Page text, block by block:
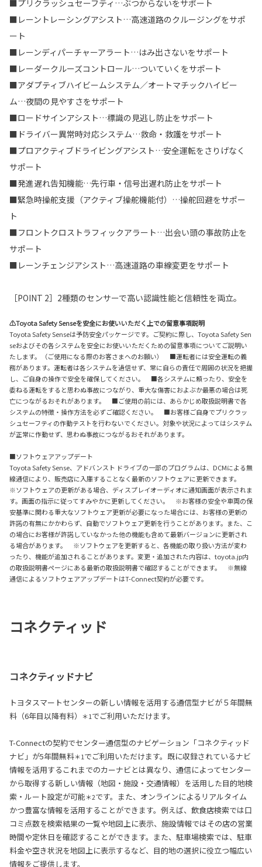
■プリクラッシュセーフティ…ぶつからないをサポート
■レーントレーシングアシスト…高速道路のクルージングをサポ
ート
■レーンディパーチャーアラート…はみ出さないをサポート
■レーダークルーズコントロール…ついていくをサポート
■アダプティブハイビームシステム／オートマチックハイビー
ム…夜間の見やすさをサポート
■ロードサインアシスト…標識の見逃し防止をサポート
■ドライバー異常時対応システム…救命・救護をサポート
■プロアクティブドライビングアシスト…安全運転をさりげなく
サポート
■発進遅れ告知機能…先行車・信号出遅れ防止をサポート
■緊急時操舵支援（アクティブ操舵機能付）…操舵回避をサポー
ト
■フロントクロストラフィックアラート…出会い頭の事故防止を
サポート
■レーンチェンジアシスト…高速道路の車線変更をサポート
［POINT 2］2種類のセンサーで高い認識性能と信頼性を両立。
⚠Toyota Safety Senseを安全にお使いいただく上での留意事項説明
Toyota Safety Senseは予防安全パッケージです。ご契約に際し、Toyota Safety Sen
seおよびその各システムを安全にお使いいただくための留意事項についてご説明い
たします。（ご使用になる際のお客さまへのお願い） ■運転者には安全運転の義
務があります。運転者は各システムを過信せず、常に自らの責任で周囲の状況を把握
し、ご自身の操作で安全を確保してください。 ■各システムに頼ったり、安全を
委ねる運転をすると思わぬ事故につながり、重大な傷害におよぶか最悪の場合は死
亡につながるおそれがあります。 ■ご使用の前には、あらかじめ取扱説明書で各
システムの特徴・操作方法を必ずご確認ください。 ■お客様ご自身でプリクラッ
シュセーフティの作動テストを行わないでください。対象や状況によってはシステム
が正常に作動せず、思わぬ事故につながるおそれがあります。
■ソフトウェアアップデート
Toyota Safety Sense、アドバンスト ドライブの一部のプログラムは、DCMによる無
線通信により、販売店に入庫することなく最新のソフトウェアに更新できます。
※ソフトウェアの更新がある場合、ディスプレイオーディオに通知画面が表示されま
す。画面の指示に従ってすみやかに更新してください。 ※お客様の安全や車両の保
安基準に関わる重大なソフトウェア更新が必要になった場合には、お客様の更新の
許諾の有無にかかわらず、自動でソフトウェア更新を行うことがあります。また、こ
の場合にお客様が許諾していなかった他の機能も含めて最新バージョンに更新され
る場合があります。 ※ソフトウェアを更新すると、各機能の取り扱い方法が変わ
ったり、機能が追加されることがあります。変更・追加された内容は、toyota.jp内
の取扱説明書ページにある最新の取扱説明書で確認することができます。 ※無線
通信によるソフトウェアアップデートはT-Connect契約が必要です。
コネクティッド
コネクティッドナビ
トヨタスマートセンターの新しい情報を活用する通信型ナビが５年間無
料（6年目以降有料）
＊1でご利用いただけます。
T-Connectの契約でセンター通信型のナビゲーション「コネクティッド
ナビ」が5年間無料＊1でご利用いただけます。既に収録されているナビ
情報を活用するこれまでのカーナビとは異なり、通信によってセンター
から取得する新しい情報（地図・施設・交通情報）を活用した目的地検
索・ルート設定が可能＊2です。また、オンラインによるリアルタイム
かつ豊富な情報を活用することができます。例えば、飲食店検索では口
コミ点数を検索結果の一覧や地図上に表示、施設情報ではその店の営業
時間や定休日を確認することができます。また、駐車場検索では、駐車
料金や空き状況を地図上に表示するなど、目的地の選択に役立つ幅広い
情報をご提供します。